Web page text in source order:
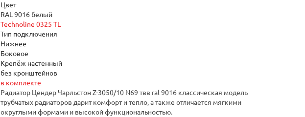
Цвет
RAL 9016 белый
Technoline 0325 TL
Тип подключения
Нижнее
Боковое
Крепёж настенный
без кронштейнов
в комплекте
Радиатор Цендер Чарльстон Z-3050/10 N69 твв ral 9016 классическая модель
трубчатых радиаторов дарит комфорт и тепло, а также отличается мягкими
округлыми формами и высокой функциональностью.